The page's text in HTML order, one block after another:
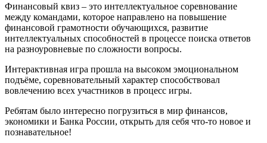
Финансовый квиз – это интеллектуальное соревнование
между командами, которое направлено на повышение
финансовой грамотности обучающихся, развитие
интеллектуальных способностей в процессе поиска ответов
на разноуровневые по сложности вопросы.
Интерактивная игра прошла на высоком эмоциональном
подъёме, соревновательный характер способствовал
вовлечению всех участников в процесс игры.
Ребятам было интересно погрузиться в мир финансов,
экономики и Банка России, открыть для себя что-то новое и
познавательное!